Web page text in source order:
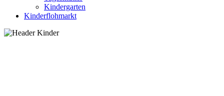
Kindergarten
Kinderflohmarkt